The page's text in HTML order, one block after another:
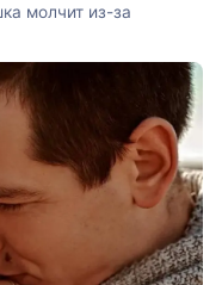
молчит из-за